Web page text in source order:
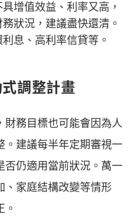
具增值效益、利率又高，
狀況，建議盡快還清。
息、高利率信貸等。
調整計畫
財務目標也可能會因為人
。建議每半年定期審視一
否仍適用當前狀況。萬一
、家庭結構改變等情形
。